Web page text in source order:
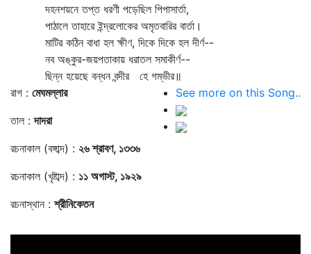
দহনশয়নে তপ্ত ধরণী পড়েছিল পিপাসার্তা,
পাঠালে তাহারে ইন্দ্রলোকের অমৃতবারির বার্তা।
মাটির কঠিন বাধা হল ক্ষীণ, দিকে দিকে হল দীর্ণ--
নব অঙ্কুর-জয়পতাকায় ধরাতল সমাকীর্ণ--
ছিন্ন হয়েছে বন্ধন বন্দীর হে গম্ভীর॥
রাগ : মেঘমল্লার
তাল :দাদরা
রচনাকাল (বঙ্গাব্দ) : ২৬ শ্রাবণ, ১৩৩৬
রচনাকাল (খৃষ্টাব্দ) : ১১ অগাস্ট, ১৯২৯
রচনাস্থান :শ্রীনিকেতন
See more on this Song..